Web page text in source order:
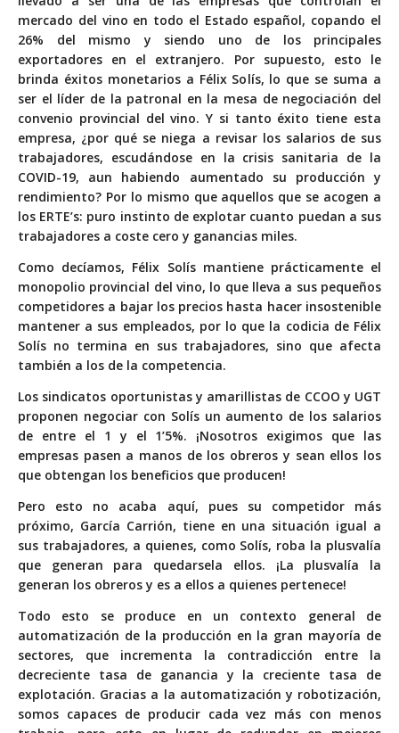
mercado del vino en todo el Estado español, copando el
26% del mismo y siendo uno de los principales
exportadores en el extranjero. Por supuesto, esto le
brinda éxitos monetarios a Félix Solís, lo que se suma a
ser el líder de la patronal en la mesa de negociación del
convenio provincial del vino. Y si tanto éxito tiene esta
empresa, ¿por qué se niega a revisar los salarios de sus
trabajadores, escudándose en la crisis sanitaria de la
COVID-19, aun habiendo aumentado su producción y
rendimiento? Por lo mismo que aquellos que se acogen a
los ERTE’s: puro instinto de explotar cuanto puedan a sus
trabajadores a coste cero y ganancias miles.
Como decíamos, Félix Solís mantiene prácticamente el
monopolio provincial del vino, lo que lleva a sus pequeños
competidores a bajar los precios hasta hacer insostenible
mantener a sus empleados, por lo que la codicia de Félix
Solís no termina en sus trabajadores, sino que afecta
también a los de la competencia.
Los sindicatos oportunistas y amarillistas de CCOO y UGT
proponen negociar con Solís un aumento de los salarios
de entre el 1 y el 1’5%. ¡Nosotros exigimos que las
empresas pasen a manos de los obreros y sean ellos los
que obtengan los beneficios que producen!
Pero esto no acaba aquí, pues su competidor más
próximo, García Carrión, tiene en una situación igual a
sus trabajadores, a quienes, como Solís, roba la plusvalía
que generan para quedarsela ellos. ¡La plusvalía la
generan los obreros y es a ellos a quienes pertenece!
Todo esto se produce en un contexto general de
automatización de la producción en la gran mayoría de
sectores, que incrementa la contradicción entre la
decreciente tasa de ganancia y la creciente tasa de
explotación. Gracias a la automatización y robotización,
somos capaces de producir cada vez más con menos